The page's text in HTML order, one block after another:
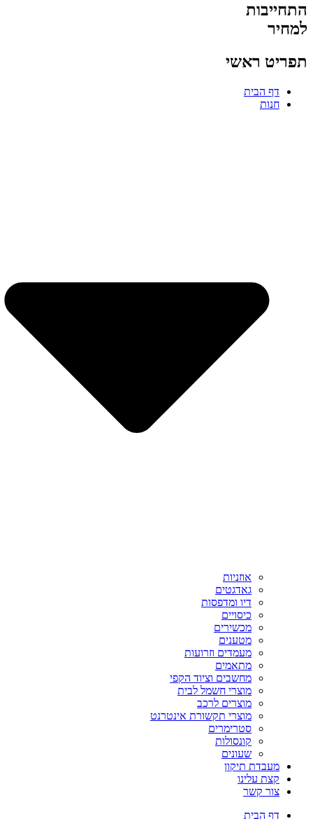
התחייבות
למחיר
תפריט ראשי
דף הבית
חנות
אוזניות
גאדגטים
דיו ומדפסות
כיסויים
מכשירים
מטענים
מעמדים וזרועות
מתאמים
מחשבים וציוד הקפי
מוצרי חשמל לבית
מוצרים לרכב
מוצרי תקשורת אינטרנט
סטרימרים
קונסולות
שעונים
מעבדת תיקון
קצת עלינו
צור קשר
דף הבית